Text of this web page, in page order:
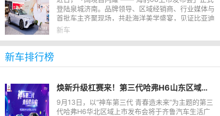
登陆泉城济南。品牌领导、区域经销商、行业媒体与
首批车主齐聚现场，共赴海洋美学盛宴，见证比亚迪
海豹08携全系硬核配置亮相当地市场，以舒奢空
新车
新车排行榜
焕新升级杠赛来！第三代哈弗H6山东区域即将上市
9月13日，以“神车第三代 青春造未来”为主题的第三
代哈弗H6华北区域上市发布会将于齐鲁汽车生活广